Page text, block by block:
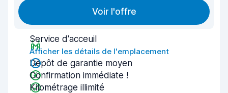
Voir l'offre
Service d'acceuil
Afficher les détails de l'emplacement
Dépôt de garantie moyen
Confirmation immédiate !
Kilométrage illimité